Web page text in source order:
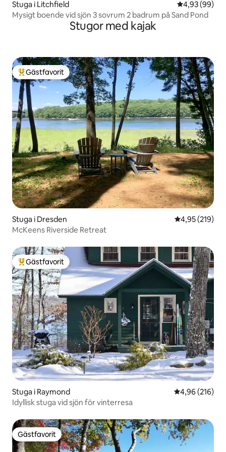
Stuga i Litchfield 4,93 av 5 i
4,93 (99)
Mysigt boende vid sjön 3 sovrum 2 badrum på Sand Pond
Stugor med kajak
Populär gästfavorit
Gästfavorit
Stuga i Dresden 4,95 av 5 i
4,95 (219)
McKeens Riverside Retreat
Populär gästfavorit
Gästfavorit
Stuga i Raymond 4,96 av 5 i
4,96 (216)
Idyllisk stuga vid sjön för vinterresa
Gästfavorit
Gästfavorit